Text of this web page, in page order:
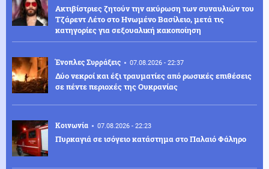
Ακτιβίστριες ζητούν την ακύρωση των συναυλιών του
Τζάρεντ Λέτο στο Ηνωμένο Βασίλειο, μετά τις
κατηγορίες για σεξουαλική κακοποίηση
Ένοπλες Συρράξεις 07.08.2026 - 22:37
Δύο νεκροί και έξι τραυματίες από ρωσικές επιθέσεις
σε πέντε περιοχές της Ουκρανίας
Κοινωνία 07.08.2026 - 22:23
Πυρκαγιά σε ισόγειο κατάστημα στο Παλαιό Φάληρο